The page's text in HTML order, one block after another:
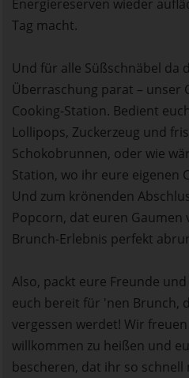
Energiereserven wieder
Tag macht.
Und für alle Süßschnäbel da
Überraschung parat – unser
Cooking-Station. Bedient
Lollipops, Zuckerzeug und
Schokobrunnen, oder wie
Station, wo ihr eure eigenen
Und zum krönenden
Popcorn, dat euren
Brunch-Erlebnis perfekt
Also, packt eure Freunde
euch bereit für 'nen Brunch,
vergessen werdet! Wir
willkommen zu heißen und
bescheren, dat ihr so